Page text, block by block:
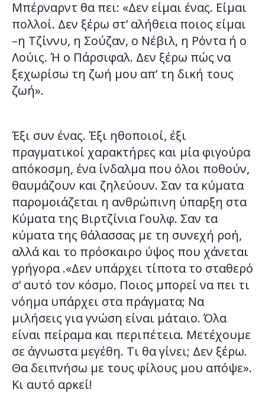
Μπέρναρντ θα πει: «Δεν είμαι ένας. Είμαι
πολλοί. Δεν ξέρω στ’ αλήθεια ποιος είμαι
–η Τζίννυ, η Σούζαν, ο Νέβιλ, η Ρόντα ή ο
Λούις. Ή ο Πάρσιφαλ. Δεν ξέρω πώς να
ξεχωρίσω τη ζωή μου απ’ τη δική τους
ζωή».
Έξι συν ένας. Έξι ηθοποιοί, έξι
πραγματικοί χαρακτήρες και μία φιγούρα
απόκοσμη, ένα ίνδαλμα που όλοι ποθούν,
θαυμάζουν και ζηλεύουν. Σαν τα κύματα
παρομοιάζεται η ανθρώπινη ύπαρξη στα
Κύματα της Βιρτζίνια Γουλφ. Σαν τα
κύματα της θάλασσας με τη συνεχή ροή,
αλλά και το πρόσκαιρο ύψος που χάνεται
γρήγορα .«Δεν υπάρχει τίποτα το σταθερό
σ’ αυτό τον κόσμο. Ποιος μπορεί να πει τι
νόημα υπάρχει στα πράγματα; Να
μιλήσεις για γνώση είναι μάταιο. Όλα
είναι πείραμα και περιπέτεια. Μετέχουμε
σε άγνωστα μεγέθη. Τι θα γίνει; Δεν ξέρω.
Θα δειπνήσω με τους φίλους μου απόψε».
Κι αυτό αρκεί!